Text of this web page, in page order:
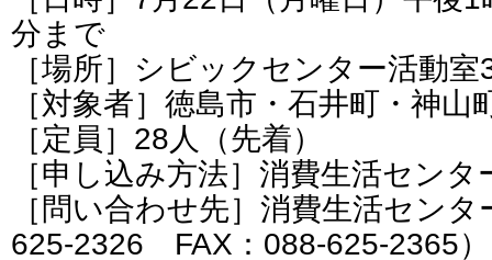
分まで
［場所］シビックセンター活動
［対象者］徳島市・石井町・神
［定員］28人（先着）
［申し込み方法］消費生活センタ
［問い合わせ先］消費生活セン
625-2326 FAX：088-625-2365）